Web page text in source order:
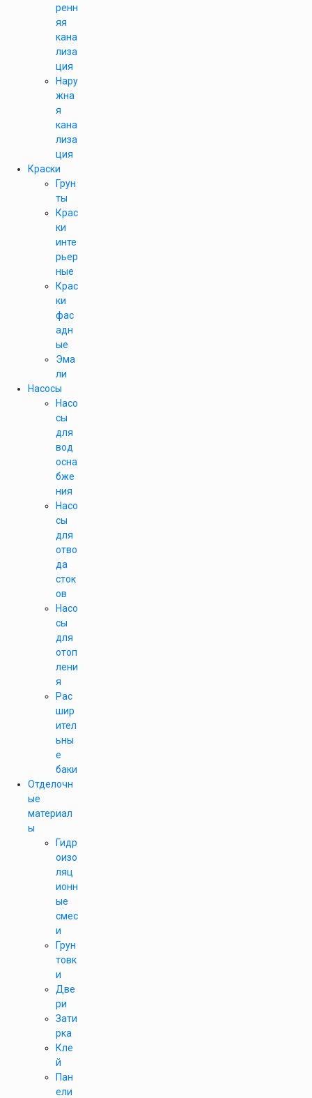
ренн
яя
кана
лиза
ция
Нару
жна
я
кана
лиза
ция
Краски
Грун
ты
Крас
ки
инте
рьер
ные
Крас
ки
фас
адн
ые
Эма
ли
Насосы
Насо
сы
для
вод
осна
бже
ния
Насо
сы
для
отво
да
сток
ов
Насо
сы
для
отоп
лени
я
Рас
шир
ител
ьны
е
баки
Отделочн
ые
материал
ы
Гидр
оизо
ляц
ионн
ые
смес
и
Грун
товк
и
Две
ри
Зати
рка
Кле
й
Пан
ели